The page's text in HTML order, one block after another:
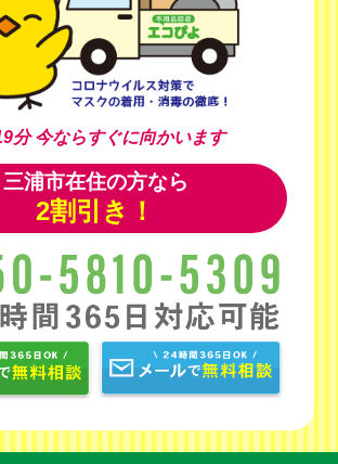
分今ならすぐに向かいます
三浦市在住の方なら
2割引き！